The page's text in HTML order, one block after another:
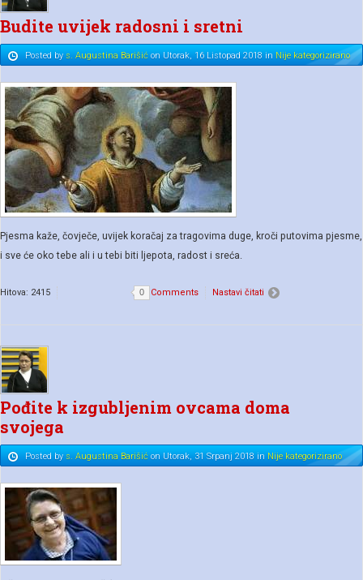
Budite uvijek radosni i sretni
Posted bys. Augustina Barišić on Utorak, 16 Listopad 2018 in Nije kategorizirano
Pjesma kaže, čovječe, uvijek koračaj za tragovima duge, kroči putovima pjesme,
i sve će oko tebe ali i u tebi biti ljepota, radost i sreća.
Comments Nastavi čitati
Hitova: 2415 0
Pođite k izgubljenim ovcama doma
svojega
Posted bys. Augustina Barišić on Utorak, 31 Srpanj 2018 in Nije kategorizirano